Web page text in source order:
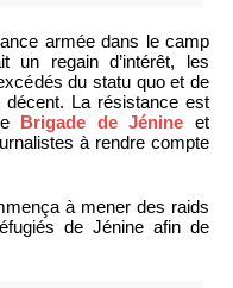
armée dans le camp
un regain d’intérêt, les
du statu quo et de
décent. La résistance est
Brigade de Jénine et
à rendre compte
à mener des raids
de Jénine afin de